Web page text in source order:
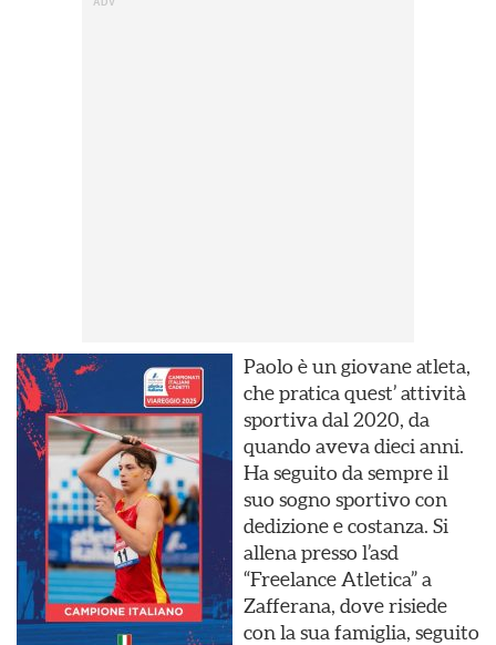
Paolo è un giovane atleta,
che pratica quest’ attività
sportiva dal 2020, da
quando aveva dieci anni.
Ha seguito da sempre il
suo sogno sportivo con
dedizione e costanza. Si
allena presso l’asd
“Freelance Atletica” a
Zafferana, dove risiede
con la sua famiglia, seguito